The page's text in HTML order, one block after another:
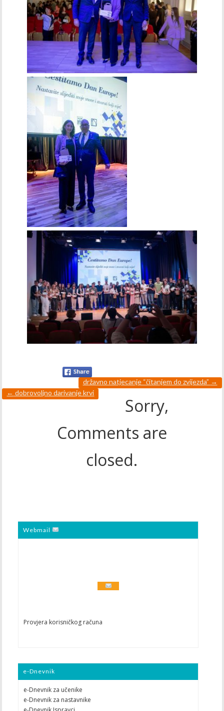
državno natjecanje “čitanjem do zvijezda” →
← dobrovoljno darivanje krvi
Sorry,
Comments are
closed.
Webmail
Provjera korisničkog računa
e-Dnevnik
e-Dnevnik za učenike
e-Dnevnik za nastavnike